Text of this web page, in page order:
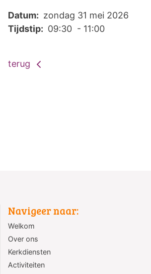
Datum: zondag 31 mei 2026
Tijdstip: 09:30 - 11:00
terug
Navigeer naar:
Welkom
Over ons
Kerkdiensten
Activiteiten